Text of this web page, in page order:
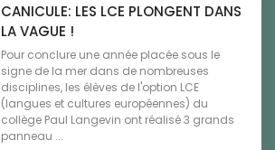
CANICULE: LES LCE PLONGENT DANS
LA VAGUE !
Pour conclure une année placée sous le
signe de la mer dans de nombreuses
disciplines, les élèves de l'option LCE
(langues et cultures européennes) du
collège Paul Langevin ont réalisé 3 grands
panneau ...